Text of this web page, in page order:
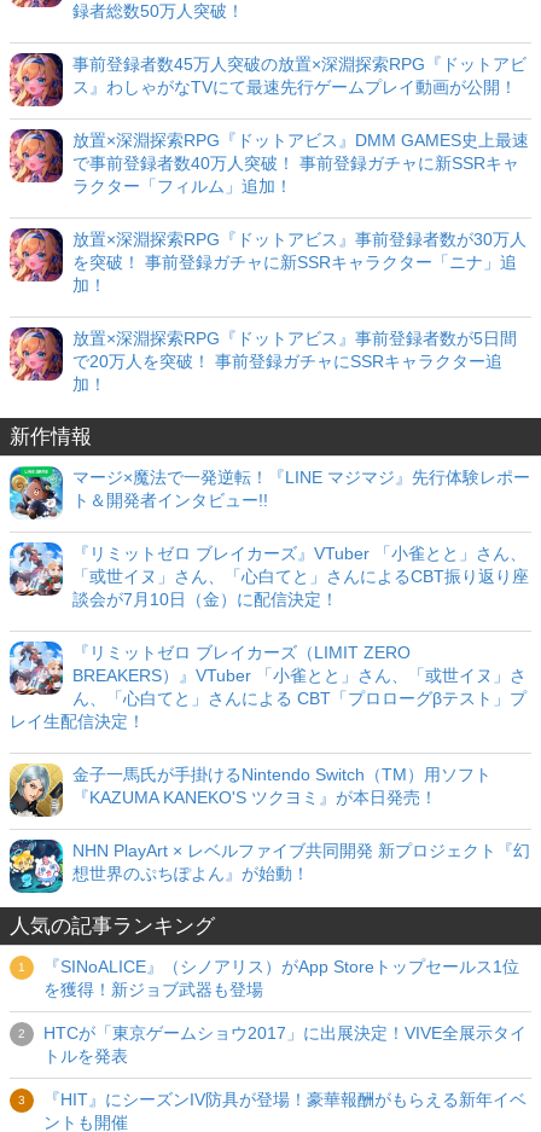
録者総数50万人突破！
事前登録者数45万人突破の放置×深淵探索RPG『ドットアビ
ス』わしゃがなTVにて最速先行ゲームプレイ動画が公開！
放置×深淵探索RPG『ドットアビス』DMM GAMES史上最速
で事前登録者数40万人突破！ 事前登録ガチャに新SSRキャ
ラクター「フィルム」追加！
放置×深淵探索RPG『ドットアビス』事前登録者数が30万人
を突破！ 事前登録ガチャに新SSRキャラクター「ニナ」追
加！
放置×深淵探索RPG『ドットアビス』事前登録者数が5日間
で20万人を突破！ 事前登録ガチャにSSRキャラクター追
加！
新作情報
マージ×魔法で一発逆転！『LINE マジマジ』先行体験レポー
ト＆開発者インタビュー!!
『リミットゼロ ブレイカーズ』VTuber 「小雀とと」さん、
「或世イヌ」さん、「心白てと」さんによるCBT振り返り座
談会が7月10日（金）に配信決定！
『リミットゼロ ブレイカーズ（LIMIT ZERO
BREAKERS）』VTuber 「小雀とと」さん、「或世イヌ」さ
ん、「心白てと」さんによる CBT「プロローグβテスト」プ
レイ生配信決定！
金子一馬氏が手掛けるNintendo Switch（TM）用ソフト
『KAZUMA KANEKO'S ツクヨミ』が本日発売！
NHN PlayArt × レベルファイブ共同開発 新プロジェクト『幻
想世界のぷちぽよん』が始動！
人気の記事ランキング
『SINoALICE』（シノアリス）がApp Storeトップセールス1位
を獲得！新ジョブ武器も登場
HTCが「東京ゲームショウ2017」に出展決定！VIVE全展示タイ
トルを発表
『HIT』にシーズンIV防具が登場！豪華報酬がもらえる新年イベ
ントも開催